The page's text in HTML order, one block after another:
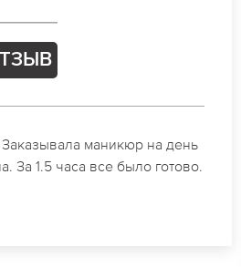
своего дела по
Замечательный результат.